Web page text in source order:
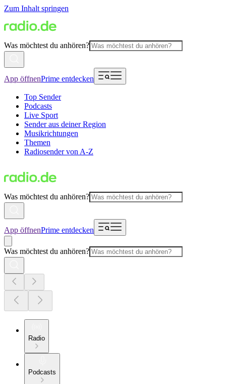
Zum Inhalt springen
Was möchtest du anhören?
App öffnenPrime entdecken
Top Sender
Podcasts
Live Sport
Sender aus deiner Region
Musikrichtungen
Themen
Radiosender von A-Z
Was möchtest du anhören?
App öffnenPrime entdecken
Was möchtest du anhören?
Radio
Podcasts